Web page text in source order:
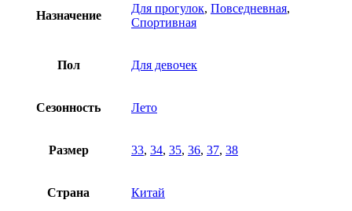
Назначение
Для прогулок, Повседневная,
Спортивная
Пол Для девочек
Сезонность Лето
Размер 33, 34, 35, 36, 37, 38
Страна Китай